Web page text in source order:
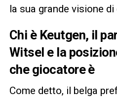
la sua grande visione di
Chi è Keutgen, il
Witsel e la
che giocatore è
Come detto, il belga